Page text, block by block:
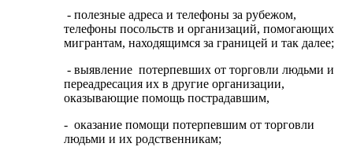
- полезные адреса и телефоны за рубежом,
телефоны посольств и организаций, помогающих
мигрантам, находящимся за границей и так далее;
- выявление потерпевших от торговли людьми и
переадресация их в другие организации,
оказывающие помощь пострадавшим,
- оказание помощи потерпевшим от торговли
людьми и их родственникам;